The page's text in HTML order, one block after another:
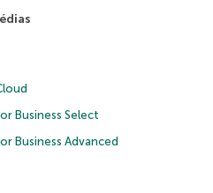
Business Select
Business Advanced